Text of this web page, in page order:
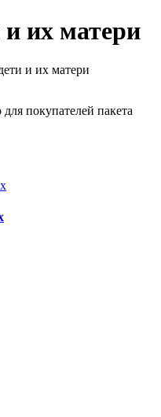
их матери
и их матери
покупателей пакета